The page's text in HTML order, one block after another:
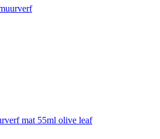
mat 55ml olive leaf